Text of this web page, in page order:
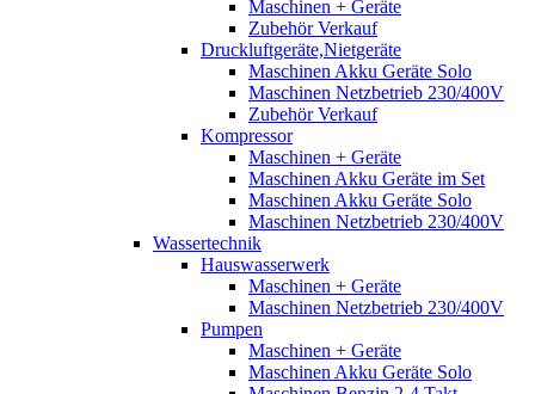
Maschinen + Geräte
Zubehör Verkauf
Druckluftgeräte,Nietgeräte
Maschinen Akku Geräte Solo
Maschinen Netzbetrieb 230/400V
Zubehör Verkauf
Kompressor
Maschinen + Geräte
Maschinen Akku Geräte im Set
Maschinen Akku Geräte Solo
Maschinen Netzbetrieb 230/400V
Wassertechnik
Hauswasserwerk
Maschinen + Geräte
Maschinen Netzbetrieb 230/400V
Pumpen
Maschinen + Geräte
Maschinen Akku Geräte Solo